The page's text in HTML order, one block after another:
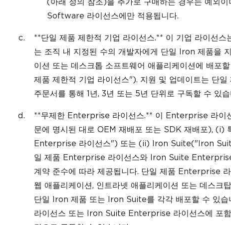
Software 라이선스에만 적용됩니다.
**단일 제품 제한적 기업 라이선스.** 이 기업 라이선
는 조직 내 지정된 수의 개발자에게 단일 Iron 제품을
이션 또는 데스크톱 소프트웨어 애플리케이션에 배포
제품 제한적 기업 라이선스"). 지원 및 업데이트는 단
주문서를 통해 1년, 3년 또는 5년 단위로 구독할 수 있습
**무제한 Enterprise 라이선스.** 이 Enterprise 라이
문에 명시된 대로 OEM 재배포 또는 SDK 재배포),
Enterprise 라이선스") 또는 (ii) Iron Suite("Iron
일 제품 Enterprise 라이선스와 Iron Suite
계약 준수에 따라 제공됩니다. 단일 제품 Enterprise
웹 애플리케이션, 인트라넷 애플리케이션 또는 데스크
단일 Iron 제품 또는 Iron Suite를 각각 배포할 수 있
라이선스 또는 Iron Suite Enterprise 라이선스에 포